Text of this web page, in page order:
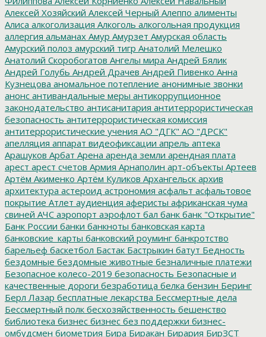
Алексей Хозяйский Алексей Черный Алеппо алименты
Алиса алкоголизация Алкоголь алкогольная продукция
аллергия альманах Амур Амурзет Амурская область
Амурский полоз амурский тигр Анатолий Мелешко
Анатолий Скоробогатов Ангелы мира Андрей Бялик
Андрей Голубь Андрей Драчев Андрей Пивенко Анна
Кузнецова аномальное потепление анонимные звонки
анонс антивандальные меры антикоррупционное
законодательство антисанитария антитеррористическая
безопасность антитеррористическая комиссия
антитеррористические учения АО "ДГК" АО "ДРСК"
апелляция аппарат видеофиксации апрель аптека
Арашуков Арбат Арена аренда земли арендная плата
арест арест счетов Армия Арнаполин арт-объекты Артеев
Артём Акименко Артём Куликов Архангельск архив
архитектура астероид астрономия асфальт асфальтовое
покрытие Атлет аудиенция аферисты африканская чума
свиней АЧС аэропорт аэрофлот бал банк банк "Открытие"
Банк России банки банкноты банковская карта
банковские_карты банковский роуминг банкротство
барельеф баскетбол Бастак Бастрыкин батут Бедность
бездомные бездомные животные безналичные платежи
Безопасное колесо-2019 безопасность Безопасные и
качественные дороги безработица белка бензин Беринг
Берл Лазар бесплатные лекарства Бессмертные дела
Бессмертный полк бесхозяйственность бешенство
библиотека бизнес бизнес без поддержки бизнес-
омбудсмен биометрия Бира Биракан Бирария БирЗСТ